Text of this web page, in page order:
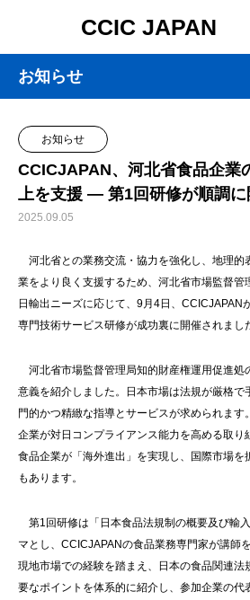
CCIC JAPAN
お知らせ
お知らせ
CCICJAPAN、河北省食品企業
上を支援 ― 第1回研修が順調に
2025.09.05
河北省との業務交流・協力を強化し、地理的
業をより良く支援するため、河北省市場監督管
日輸出ニーズに応じて、9月4日、CCICJAPAN
専門技術サービス研修が成功裏に開催されまし
河北省市場監督管理局知的財産権運用促進処
意義を紹介しました。日本市場は法規が厳格で
門的かつ精緻な指導とサービスが求められま
企業が対日コンプライアンス能力を高める取り
食品企業が「海外進出」を実現し、国際市場を
もあります。
第1回研修は「日本食品法規制の概要及び輸
マとし、CCICJAPANの食品業務専門家が講師
現地市場での経験を踏まえ、日本の食品関連法
要なポイントを体系的に紹介し、参加企業の代